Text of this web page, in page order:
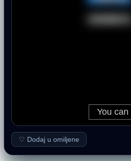
♡ Dodaj u omiljene